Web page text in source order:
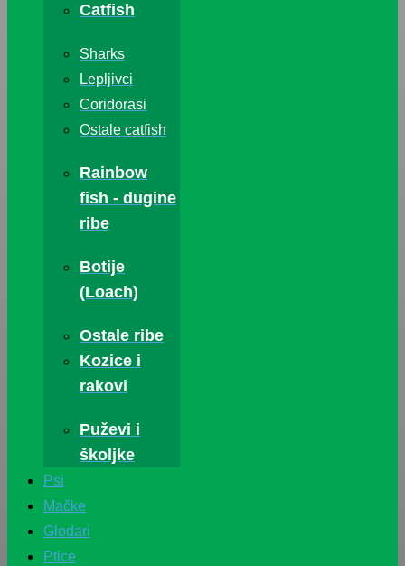
Catfish
Sharks
Lepljivci
Coridorasi
Ostale catfish
Rainbow
fish - dugine
ribe
Botije
(Loach)
Ostale ribe
Kozice i
rakovi
Puževi i
školjke
Psi
Mačke
Glodari
Ptice